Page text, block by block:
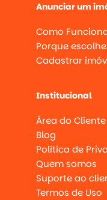
Anunciar um
Como
Porque
Cadastrar
Institucional
Área do Cliente
Blog
Política de
Quem somos
Suporte ao
Termos de Uso